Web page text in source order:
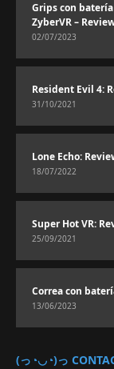
Grips con
ZyberVR –
02/07/2023
Resident Evil 4:
31/10/2021
Lone Echo:
18/07/2022
Super Hot VR:
25/09/2021
Correa con
13/06/2023
(っ◔◡◔)っ